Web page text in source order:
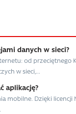
danych w sieci?
od przeciętnego
w sieci,...
aplikację?
mobilne. Dzięki